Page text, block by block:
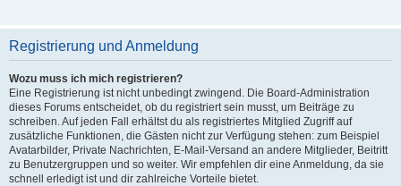
Registrierung und Anmeldung
Wozu muss ich mich registrieren?
Eine Registrierung ist nicht unbedingt zwingend. Die Board-Administration
dieses Forums entscheidet, ob du registriert sein musst, um Beiträge zu
schreiben. Auf jeden Fall erhältst du als registriertes Mitglied Zugriff auf
zusätzliche Funktionen, die Gästen nicht zur Verfügung stehen: zum Beispiel
Avatarbilder, Private Nachrichten, E-Mail-Versand an andere Mitglieder, Beitritt
zu Benutzergruppen und so weiter. Wir empfehlen dir eine Anmeldung, da sie
schnell erledigt ist und dir zahlreiche Vorteile bietet.